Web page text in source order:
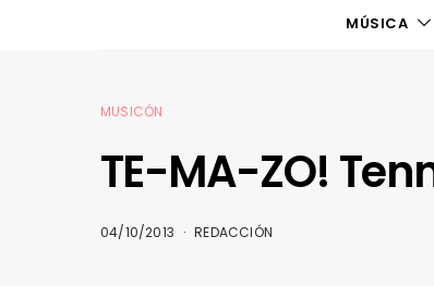
MÚSICA
MUSICÓN
TE-MA-ZO!
04/10/2013 REDACCIÓN